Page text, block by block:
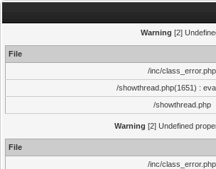
Warning [2]
File
/inc/class_error.php
/showthread.php(1651) :
/showthread.php
Warning [2] Undefined
File
/inc/class_error.php